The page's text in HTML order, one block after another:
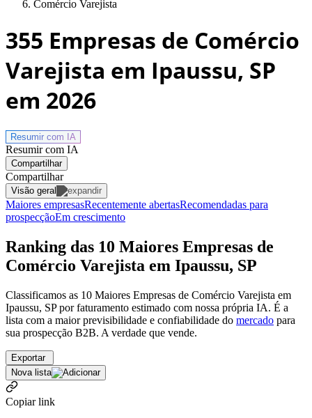
Comércio Varejista
355 Empresas de Comércio
Varejista em Ipaussu, SP
em 2026
Resumir com IA
Resumir com IA
Compartilhar
Compartilhar
Visão geral
Maiores empresasRecentemente abertasRecomendadas para
prospecçãoEm crescimento
Ranking das 10 Maiores Empresas de
Comércio Varejista em Ipaussu, SP
Classificamos as 10 Maiores Empresas de Comércio Varejista em
Ipaussu, SP por faturamento estimado com nossa própria IA. É a
lista com a maior previsibilidade e confiabilidade do mercado para
sua prospecção B2B. A verdade que vende.
Exportar
Nova lista
Copiar link